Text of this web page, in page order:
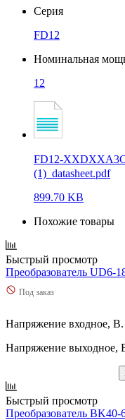
Серия
FD12
Номинальная
12
FD12-
(1)_datasheet.pdf
899.70 KB
Похожие товары
Быстрый просмотр
Преобразователь UD6-
Под заказ
Напряжение входное,
Напряжение выходное,
Быстрый просмотр
Преобразователь